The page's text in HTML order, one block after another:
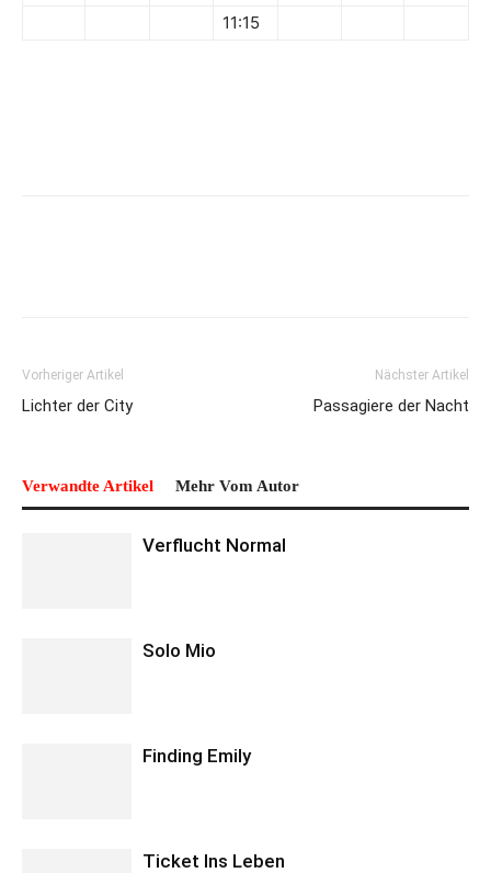
11:15
Vorheriger Artikel
Lichter der City
Nächster Artikel
Passagiere der Nacht
Verwandte Artikel Mehr Vom Autor
Verflucht Normal
Solo Mio
Finding Emily
Ticket Ins Leben